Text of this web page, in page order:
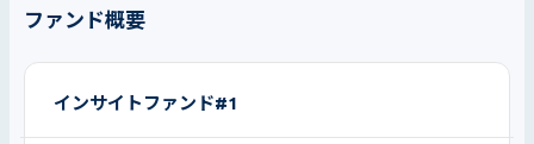
ファンド概要
インサイトファンド#1